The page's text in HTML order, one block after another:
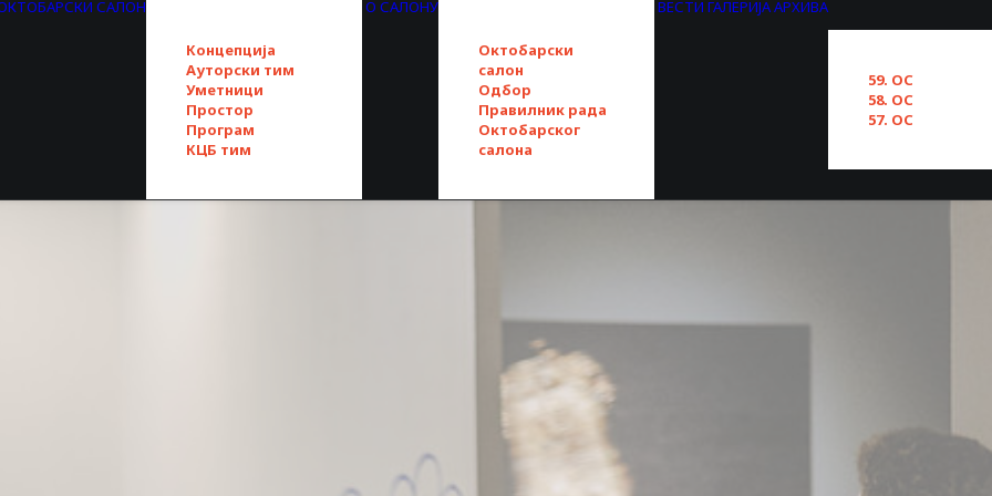
САЛОН
Концепција
Ауторски тим
Уметници
Простор
Програм
КЦБ тим
О САЛОНУ
Октобарски
салон
Одбор
Правилник рада
Октобарског
салона
ВЕСТИ ГАЛЕРИЈААРХИВА
59. ОС
58. ОС
57. ОС